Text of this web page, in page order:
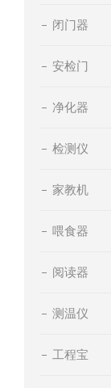
闭门器
安检门
净化器
检测仪
家教机
喂食器
阅读器
测温仪
工程宝